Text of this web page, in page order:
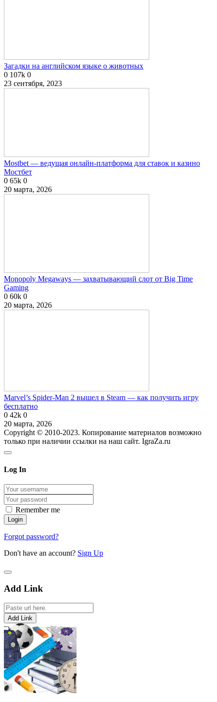
Загадки на английском языке о животных
0 107k 0
23 сентября, 2023
Mostbet — ведущая онлайн-платформа для ставок и казино
Мостбет
0 65k 0
20 марта, 2026
Monopoly Megaways — захватывающий слот от Big Time
Gaming
0 60k 0
20 марта, 2026
Marvel’s Spider-Man 2 вышел в Steam — как получить игру
бесплатно
0 42k 0
20 марта, 2026
Copyright © 2010-2023. Копирование материалов возможно
только при наличии ссылки на наш сайт. IgraZa.ru
Log In
Remember me
Forgot password?
Don't have an account? Sign Up
Add Link
Add Link